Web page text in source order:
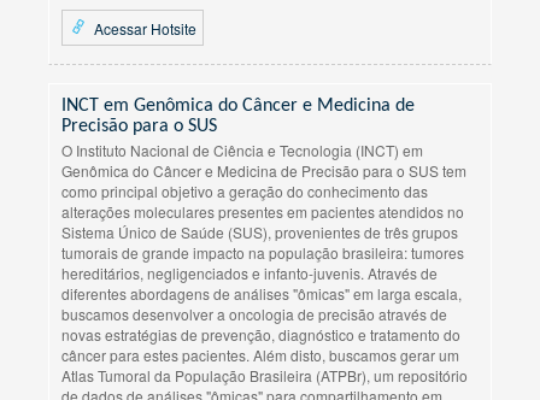
Acessar Hotsite
INCT em Genômica do Câncer e Medicina de
Precisão para o SUS
O Instituto Nacional de Ciência e Tecnologia (INCT) em
Genômica do Câncer e Medicina de Precisão para o SUS tem
como principal objetivo a geração do conhecimento das
alterações moleculares presentes em pacientes atendidos no
Sistema Único de Saúde (SUS), provenientes de três grupos
tumorais de grande impacto na população brasileira: tumores
hereditários, negligenciados e infanto-juvenis. Através de
diferentes abordagens de análises "ômicas" em larga escala,
buscamos desenvolver a oncologia de precisão através de
novas estratégias de prevenção, diagnóstico e tratamento do
câncer para estes pacientes. Além disto, buscamos gerar um
Atlas Tumoral da População Brasileira (ATPBr), um repositório
de dados de análises "ômicas" para compartilhamento em